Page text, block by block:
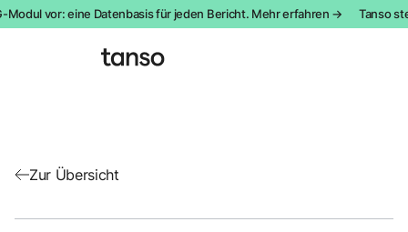
vor: eine Datenbasis für jeden Bericht. Mehr erfahren → Tanso stellt
Zur Übersicht